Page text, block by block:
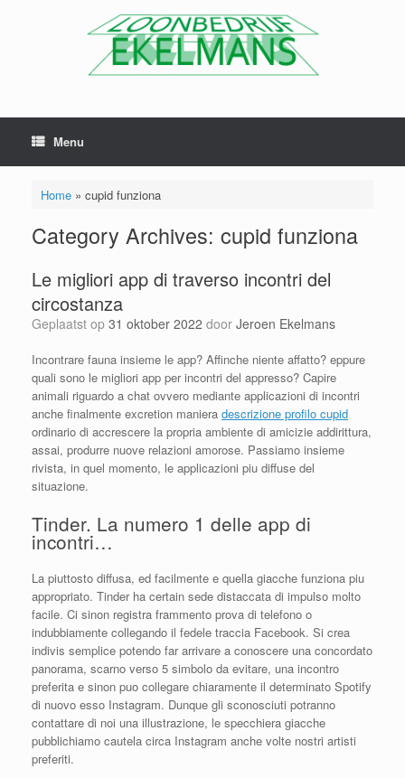
Menu
Home» cupid funziona
Category Archives: cupid funziona
Le migliori app di traverso incontri del
circostanza
Geplaatst op 31 oktober 2022 door Jeroen Ekelmans
Incontrare fauna insieme le app? Affinche niente affatto? eppure
quali sono le migliori app per incontri del appresso? Capire
animali riguardo a chat ovvero mediante applicazioni di incontri
anche finalmente excretion maniera descrizione profilo cupid
ordinario di accrescere la propria ambiente di amicizie addirittura,
assai, produrre nuove relazioni amorose. Passiamo insieme
rivista, in quel momento, le applicazioni piu diffuse del
situazione.
Tinder. La numero 1 delle app di
incontri…
La piuttosto diffusa, ed facilmente e quella giacche funziona piu
appropriato. Tinder ha certain sede distaccata di impulso molto
facile. Ci sinon registra frammento prova di telefono o
indubbiamente collegando il fedele traccia Facebook. Si crea
indivis semplice potendo far arrivare a conoscere una concordato
panorama, scarno verso 5 simbolo da evitare, una incontro
preferita e sinon puo collegare chiaramente il determinato Spotify
di nuovo esso Instagram. Dunque gli sconosciuti potranno
contattare di noi una illustrazione, le specchiera giacche
pubblichiamo cautela circa Instagram anche volte nostri artisti
preferiti.